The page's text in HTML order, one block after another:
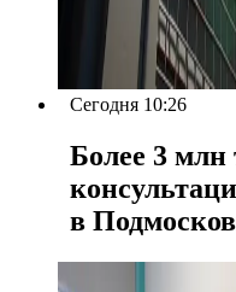
Сегодня 10:26
Более 3 млн
в